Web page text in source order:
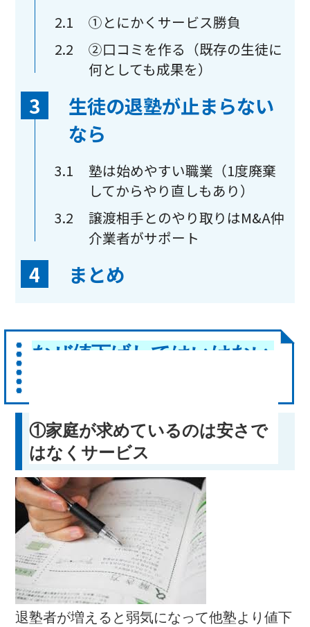
2.1
①とにかくサービス勝負
2.2
②口コミを作る（既存の生徒に
何としても成果を）
3
生徒の退塾が止まらない
なら
3.1
塾は始めやすい職業（1度廃棄
してからやり直しもあり）
3.2
譲渡相手とのやり取りはM&A仲
介業者がサポート
4 まとめ
なぜ値下げしてはいけない
①家庭が求めているのは安さで
はなくサービス
退塾者が増えると弱気になって他塾より値下